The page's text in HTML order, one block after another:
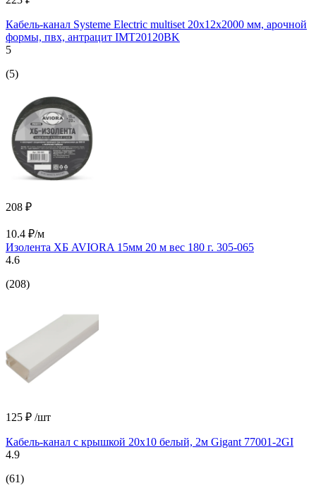
Кабель-канал Systeme Electric multiset 20x12x2000 мм, арочной
формы, пвх, антрацит IMT20120BK
5
(5)
208 ₽
10.4 ₽/м
Изолента ХБ AVIORA 15мм 20 м вес 180 г. 305-065
4.6
(208)
125 ₽ /шт
Кабель-канал с крышкой 20x10 белый, 2м Gigant 77001-2GI
4.9
(61)